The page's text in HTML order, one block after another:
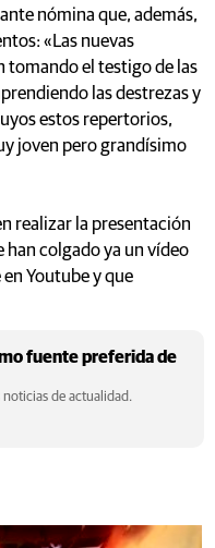
nómina que, además,
«Las nuevas
tomando el testigo de las
las destrezas y
estos repertorios,
joven pero grandísimo
realizar la presentación
han colgado ya un vídeo
Youtube y que
fuente preferida de
de actualidad.